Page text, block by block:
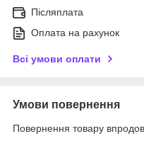
Післяплата
Оплата на рахунок
Всі умови оплати
Умови повернення
Повернення товару